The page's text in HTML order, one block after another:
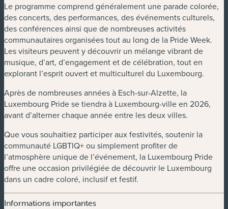
Le programme comprend généralement une parade colorée,
des concerts, des performances, des événements culturels,
des conférences ainsi que de nombreuses activités
communautaires organisées tout au long de la Pride Week.
Les visiteurs peuvent y découvrir un mélange vibrant de
musique, d’art, d’engagement et de célébration, tout en
explorant l’esprit ouvert et multiculturel du Luxembourg.
Après de nombreuses années à Esch-sur-Alzette, la
Luxembourg Pride se tiendra à Luxembourg-ville en 2026,
avant d’alterner chaque année entre les deux villes.
Que vous souhaitiez participer aux festivités, soutenir la
communauté LGBTIQ+ ou simplement profiter de
l’atmosphère unique de l’événement, la Luxembourg Pride
offre une occasion privilégiée de découvrir le Luxembourg
dans un cadre coloré, inclusif et festif.
Informations importantes